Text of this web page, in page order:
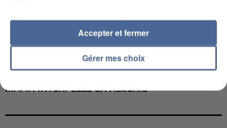
MAFIA INTERPELLÉ EN ALGÉRIE
Gérer mes choix
Accepter et fermer